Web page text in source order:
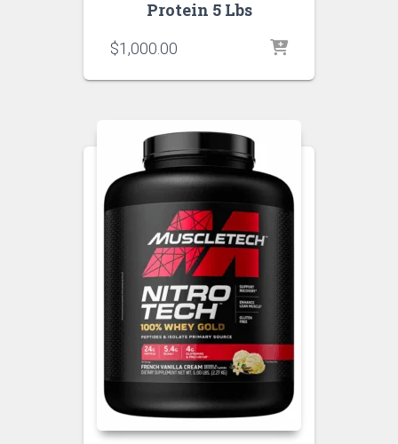
Protein 5 Lbs
$1,000.00